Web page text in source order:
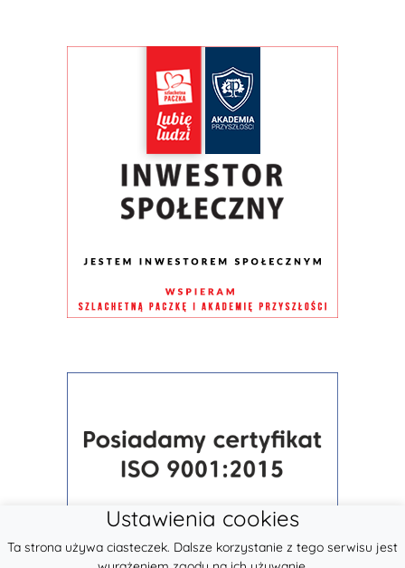
Ustawienia cookies
Ta strona używa ciasteczek. Dalsze korzystanie z tego serwisu jest